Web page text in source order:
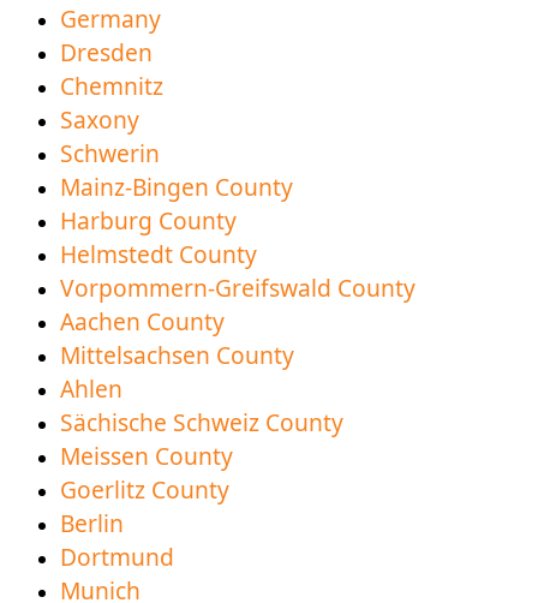
aprendizaje del alemán.
Ahora también disponible en polaco y checo para
una mejor vecindad
El área de ofertas educativas ayuda a la
adquisición exitosa del idioma para una mejor
comprensión.
Nueva Región del Condado de Vorpommern-
Greifwald disponible para descargar
Germany
Dresden
Chemnitz
Saxony
Schwerin
Mainz-Bingen County
Harburg County
Helmstedt County
Vorpommern-Greifswald County
Aachen County
Mittelsachsen County
Ahlen
Sächische Schweiz County
Meissen County
Goerlitz County
Berlin
Dortmund
Munich